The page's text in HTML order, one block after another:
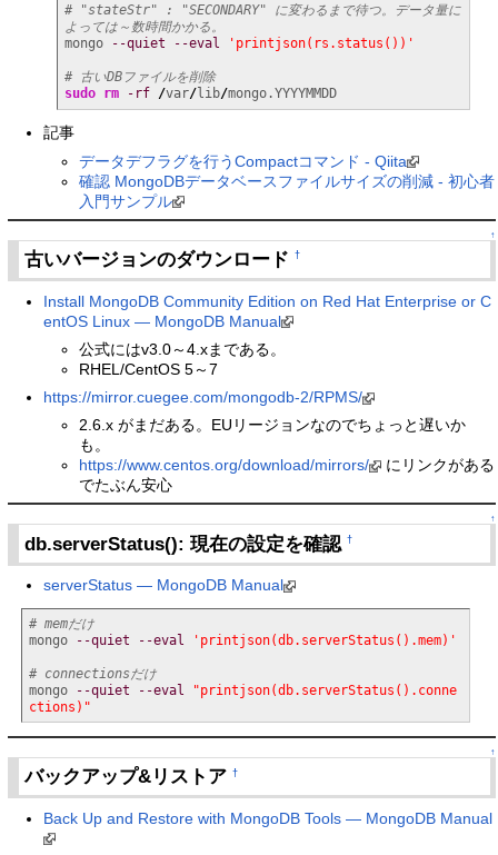
# "stateStr" : "SECONDARY" に変わるまで待つ。データ量に
よっては～数時間かかる。
mongo
--quiet --eval 'printjson(rs.status())'
# 古いDBファイルを削除
sudo rm -rf /var/lib/mongo.YYYYMMDD
記事
データデフラグを行うCompactコマンド - Qiita
確認 MongoDBデータベースファイルサイズの削減 - 初心者
入門サンプル
↑
古いバージョンのダウンロード†
Install MongoDB Community Edition on Red Hat Enterprise or C
entOS Linux — MongoDB Manual
公式にはv3.0～4.xまである。
RHEL/CentOS 5～7
https://mirror.cuegee.com/mongodb-2/RPMS/
2.6.x がまだある。EUリージョンなのでちょっと遅いか
も。
https://www.centos.org/download/mirrors/
にリンクがある
でたぶん安心
↑
db.serverStatus(): 現在の設定を確認†
serverStatus — MongoDB Manual
# memだけ
mongo
--quiet --eval 'printjson(db.serverStatus().mem)'
# connectionsだけ
mongo
--quiet --eval
"printjson(db.serverStatus().conne
ctions)"
↑
バックアップ&リストア†
Back Up and Restore with MongoDB Tools — MongoDB Manual